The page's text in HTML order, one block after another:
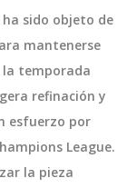
ha sido objeto de
mantenerse
la temporada
refinación y
esfuerzo por
League.
la pieza